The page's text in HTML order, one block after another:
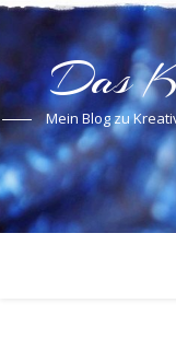
Das
Mein Blog zu